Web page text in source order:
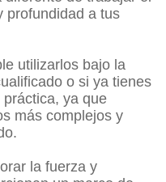
profundidad a tus
utilizarlos bajo la
o si ya tienes
ya que
más complejos y
la fuerza y